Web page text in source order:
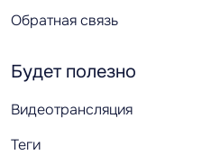
Обратная связь
Будет полезно
Видеотрансляция
Теги